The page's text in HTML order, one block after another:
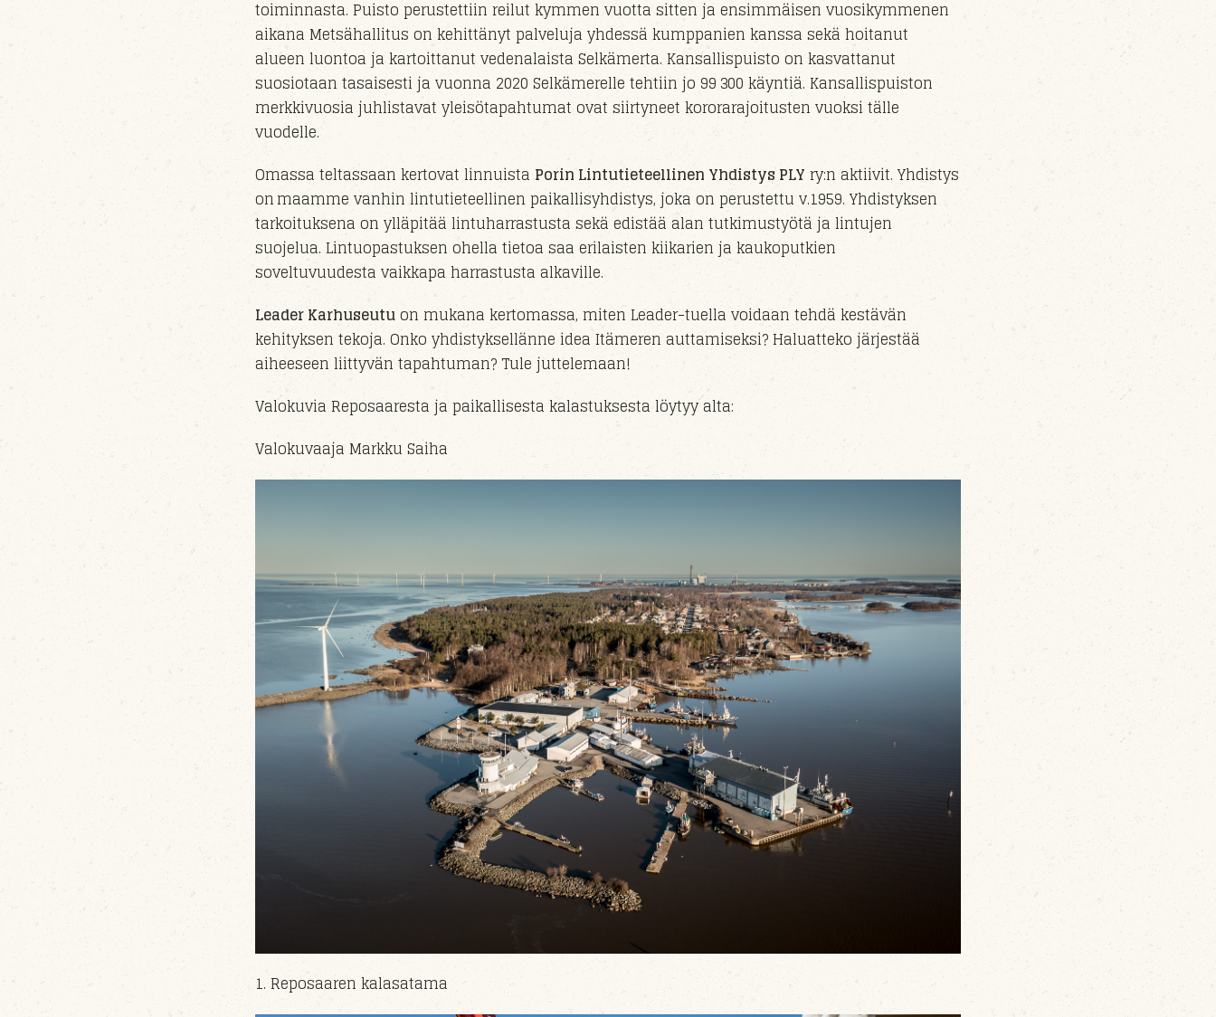
toiminnasta. Puisto perustettiin reilut kymmen vuotta sitten ja ensimmäisen vuosikymmenen
aikana Metsähallitus on kehittänyt palveluja yhdessä kumppanien kanssa sekä hoitanut
alueen luontoa ja kartoittanut vedenalaista Selkämerta. Kansallispuisto on kasvattanut
suosiotaan tasaisesti ja vuonna 2020 Selkämerelle tehtiin jo 99 300 käyntiä. Kansallispuiston
merkkivuosia juhlistavat yleisötapahtumat ovat siirtyneet kororarajoitusten vuoksi tälle
vuodelle.
Omassa teltassaan kertovat linnuista Porin Lintutieteellinen Yhdistys PLY ry:n aktiivit. Yhdistys
on maamme vanhin lintutieteellinen paikallisyhdistys, joka on perustettu v.1959. Yhdistyksen
tarkoituksena on ylläpitää lintuharrastusta sekä edistää alan tutkimustyötä ja lintujen
suojelua. Lintuopastuksen ohella tietoa saa erilaisten kiikarien ja kaukoputkien
soveltuvuudesta vaikkapa harrastusta alkaville.
Leader Karhuseutuon mukana kertomassa, miten Leader-tuella voidaan tehdä kestävän
kehityksen tekoja. Onko yhdistyksellänne idea Itämeren auttamiseksi? Haluatteko järjestää
aiheeseen liittyvän tapahtuman? Tule juttelemaan!
Valokuvia Reposaaresta ja paikallisesta kalastuksesta löytyy alta:
Valokuvaaja Markku Saiha
1. Reposaaren kalasatama